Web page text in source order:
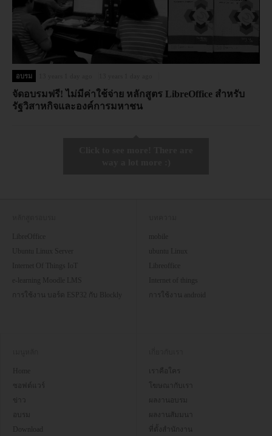
อบรม
จัดอบรมฟรี! ไม่มีค่าใช้จ่าย หลักสูตร LibreOffice สำหรับ
รัฐวิสาหกิจและองค์การมหาชน
LibreOffice
Ubuntu Linux Server
Internet Of Things IoT
e-learning Moodle LMS
การใช้งาน บอร์ด ESP32 กับ Blockly
mobile
ubuntu Linux
Internet of things
การใช้งาน android
Home
ซอฟต์แวร์
ข่าว
อบรม
Download
เราคือใคร
โฆษณากับเรา
ผลงานอบรม
ผลงานสัมมนา
ที่ตั้งสำนักงาน